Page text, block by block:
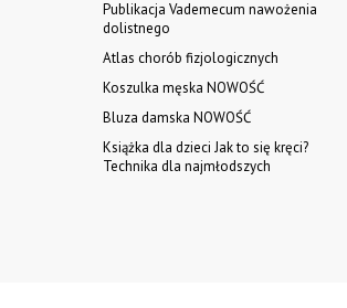
Publikacja Vademecum nawożenia
dolistnego
Atlas chorób fizjologicznych
Koszulka męska NOWOŚĆ
Bluza damska NOWOŚĆ
Książka dla dzieci Jak to się kręci?
Technika dla najmłodszych